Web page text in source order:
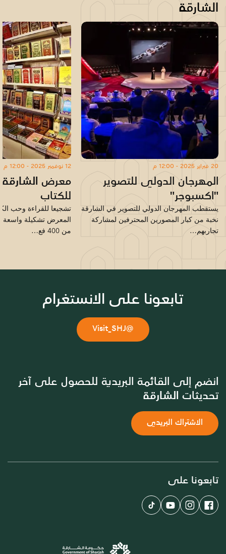
الشارقة
20 فبراير 2025 - 12:00 م
المهرجان الدولي للتصوير
"اكسبوجر"
يستقطب المهرجان الدولي للتصوير في الشارقة
نخبة من كبار المصورين المحترفين لمشاركة
تجاربهم…
12 نوفمبر 2025 - 12:00 م
معرض الشارقة
للكتاب
تشجيعا للقراءة وحب
المعرض تشكيلة واسعة
من 400 فع…
تابعونا على الانستغرام
@Visit_SHJ
انضم إلى القائمة البريدية للحصول على آخر
تحديثات الشارقة
الاشتراك البريدي
تابعونا على